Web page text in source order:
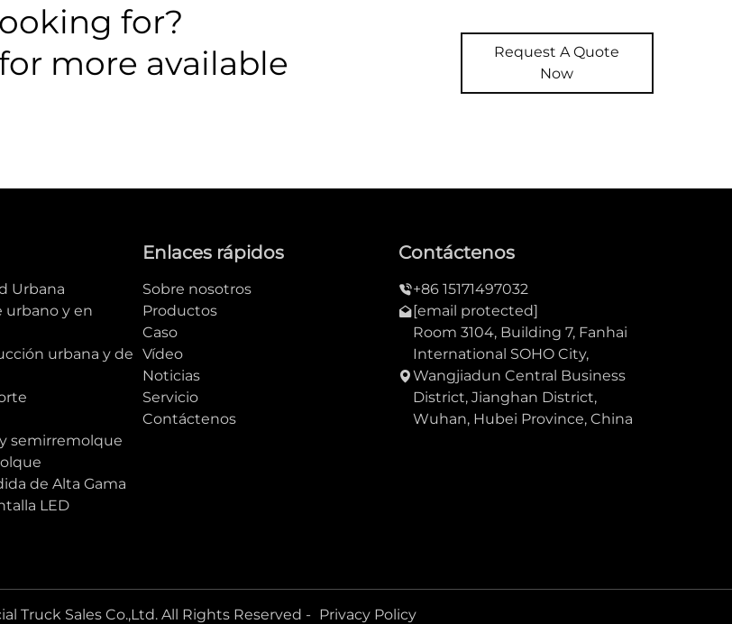
for?
more available
Request A Quote
Now
Urbana
urbano y en
urbana y de
semirremolque
de Alta Gama
LED
Enlaces rápidos
Sobre nosotros
Productos
Caso
Vídeo
Noticias
Servicio
Contáctenos
Contáctenos
+86 15171497032
[email protected]
Room 3104, Building 7, Fanhai
International SOHO City,
Wangjiadun Central Business
District, Jianghan District,
Wuhan, Hubei Province, China
Truck Sales Co.,Ltd. All Rights Reserved - Privacy Policy